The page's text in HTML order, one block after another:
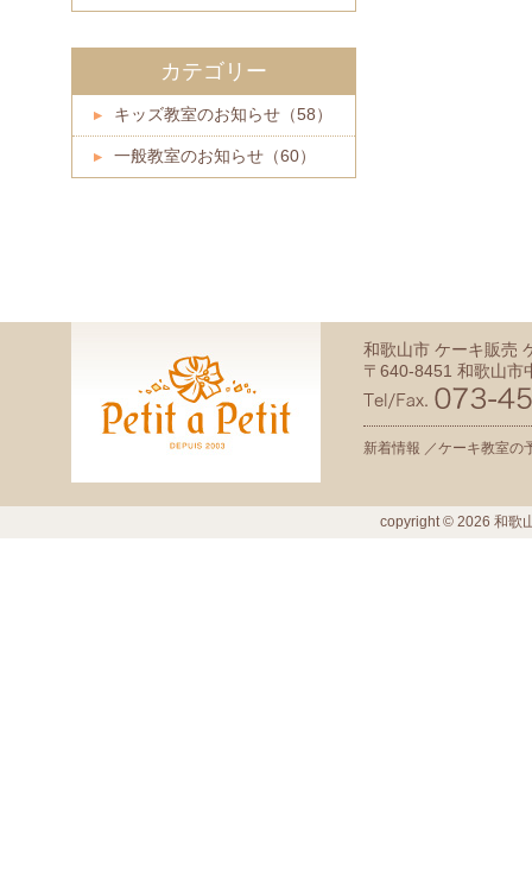
カテゴリー
キッズ教室のお知らせ（58）
一般教室のお知らせ（60）
和歌山市 ケーキ販売
〒640-8451 和歌山市
新着情報 ／ケーキ教室の
copyright © 2026 和歌